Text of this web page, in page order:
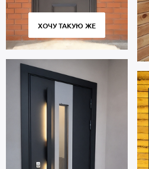
ХОЧУ ТАКУЮ ЖЕ